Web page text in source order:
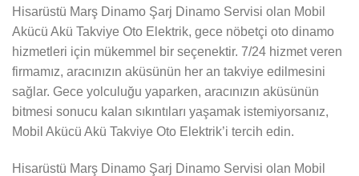
Hisarüstü Marş Dinamo Şarj Dinamo Servisi olan Mobil
Akücü Akü Takviye Oto Elektrik, gece nöbetçi oto dinamo
hizmetleri için mükemmel bir seçenektir. 7/24 hizmet veren
firmamız, aracınızın aküsünün her an takviye edilmesini
sağlar. Gece yolculuğu yaparken, aracınızın aküsünün
bitmesi sonucu kalan sıkıntıları yaşamak istemiyorsanız,
Mobil Akücü Akü Takviye Oto Elektrik’i tercih edin.
Hisarüstü Marş Dinamo Şarj Dinamo Servisi olan Mobil